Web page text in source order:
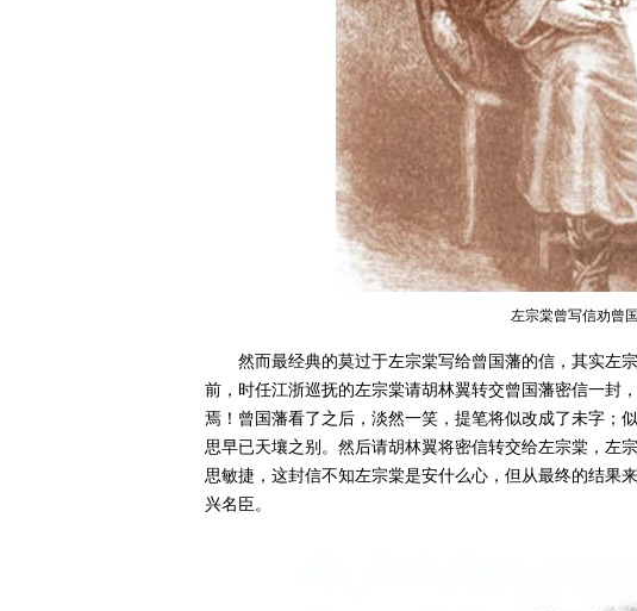
左宗棠曾写信劝曾国
然而最经典的莫过于左宗棠写给曾国藩的信，其实左
前，时任江浙巡抚的左宗棠请胡林翼转交曾国藩密信一封
焉！曾国藩看了之后，淡然一笑，提笔将似改成了未字；
思早已天壤之别。然后请胡林翼将密信转交给左宗棠，左
思敏捷，这封信不知左宗棠是安什么心，但从最终的结果
兴名臣。